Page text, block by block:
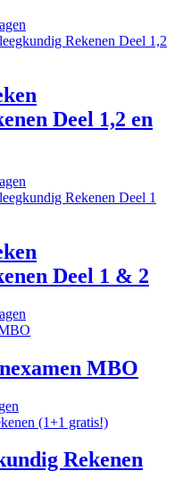
Deel 1,2 en
Deel 1 & 2
MBO
Rekenen